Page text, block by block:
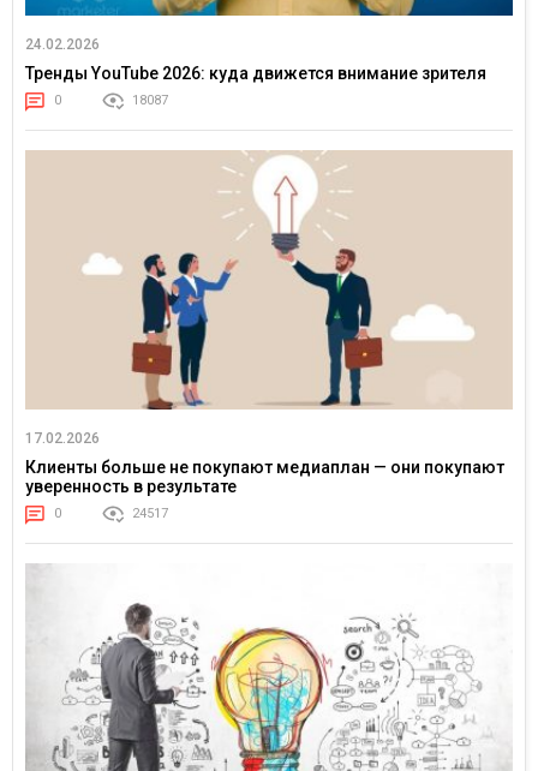
24.02.2026
Тренды YouTube 2026: куда движется внимание зрителя
0 18087
17.02.2026
Клиенты больше не покупают медиаплан — они покупают
уверенность в результате
0 24517